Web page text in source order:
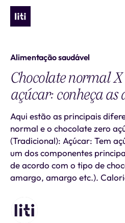
Alimentação saudável
Chocolate normal
açúcar: conheça as
Aqui estão as principais
normal e o chocolate zero
(Tradicional): Açúcar: Tem
um dos componentes
de acordo com o tipo de
amargo, amargo etc.).